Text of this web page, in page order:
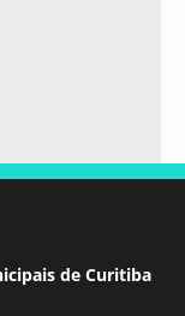
de Curitiba